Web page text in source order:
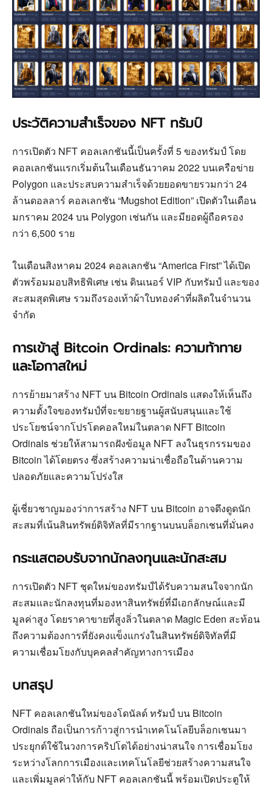
ประวัติความสำเร็จของ NFT ทรัมป์
การเปิดตัว NFT คอลเลกชันนี้เป็นครั้งที่ 5 ของทรัมป์ โดย
คอลเลกชันแรกเริ่มต้นในเดือนธันวาคม 2022 บนเครือข่าย
Polygon และประสบความสำเร็จด้วยยอดขายรวมกว่า 24
ล้านดอลลาร์ คอลเลกชัน “Mugshot Edition” เปิดตัวในเดือน
มกราคม 2024 บน Polygon เช่นกัน และมียอดผู้ถือครอง
กว่า 6,500 ราย
ในเดือนสิงหาคม 2024 คอลเลกชัน “America First” ได้เปิด
ตัวพร้อมมอบสิทธิพิเศษ เช่น ดินเนอร์ VIP กับทรัมป์ และของ
สะสมสุดพิเศษ รวมถึงรองเท้าผ้าใบทองคำที่ผลิตในจำนวน
จำกัด
การเข้าสู่ Bitcoin Ordinals: ความท้าทาย
และโอกาสใหม่
การย้ายมาสร้าง NFT บน Bitcoin Ordinals แสดงให้เห็นถึง
ความตั้งใจของทรัมป์ที่จะขยายฐานผู้สนับสนุนและใช้
ประโยชน์จากโปรโตคอลใหม่ในตลาด NFT Bitcoin
Ordinals ช่วยให้สามารถฝังข้อมูล NFT ลงในธุรกรรมของ
Bitcoin ได้โดยตรง ซึ่งสร้างความน่าเชื่อถือในด้านความ
ปลอดภัยและความโปร่งใส
ผู้เชี่ยวชาญมองว่าการสร้าง NFT บน Bitcoin อาจดึงดูดนัก
สะสมที่เน้นสินทรัพย์ดิจิทัลที่มีรากฐานบนบล็อกเชนที่มั่นคง
กระแสตอบรับจากนักลงทุนและนักสะสม
การเปิดตัว NFT ชุดใหม่ของทรัมป์ได้รับความสนใจจากนัก
สะสมและนักลงทุนที่มองหาสินทรัพย์ที่มีเอกลักษณ์และมี
มูลค่าสูง โดยราคาขายที่สูงลิ่วในตลาด Magic Eden สะท้อน
ถึงความต้องการที่ยังคงแข็งแกร่งในสินทรัพย์ดิจิทัลที่มี
ความเชื่อมโยงกับบุคคลสำคัญทางการเมือง
บทสรุป
NFT คอลเลกชันใหม่ของโดนัลด์ ทรัมป์ บน Bitcoin
Ordinals ถือเป็นการก้าวสู่การนำเทคโนโลยีบล็อกเชนมา
ประยุกต์ใช้ในวงการคริปโตได้อย่างน่าสนใจ การเชื่อมโยง
ระหว่างโลกการเมืองและเทคโนโลยีช่วยสร้างความสนใจ
และเพิ่มมูลค่าให้กับ NFT คอลเลกชันนี้ พร้อมเปิดประตูให้